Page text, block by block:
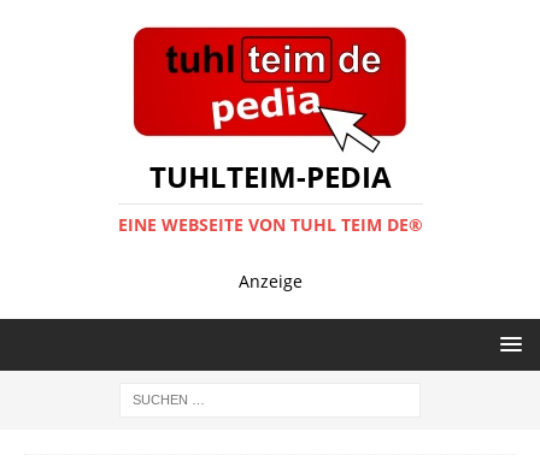
TUHLTEIM-PEDIA
EINE WEBSEITE VON TUHL TEIM DE®
Anzeige